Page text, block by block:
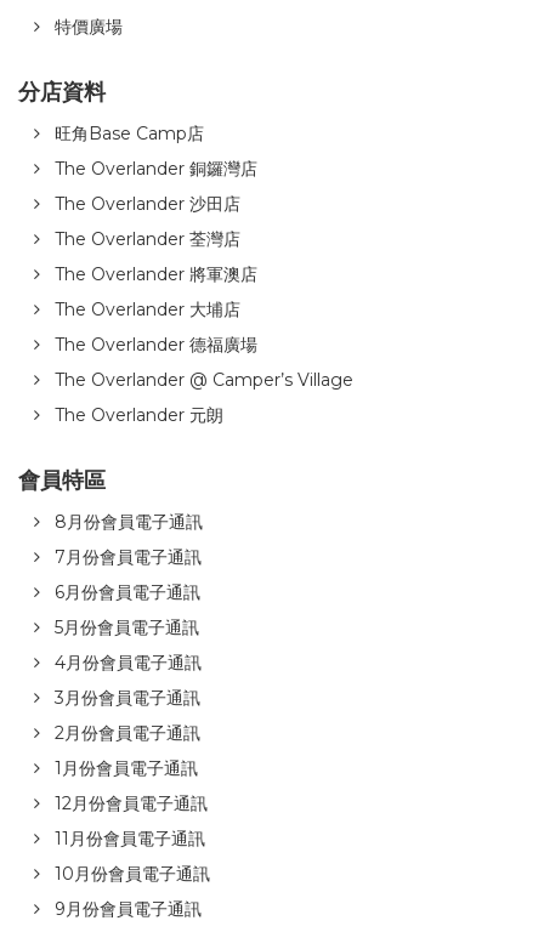
特價廣場
分店資料
旺角Base Camp店
The Overlander 銅鑼灣店
The Overlander 沙田店
The Overlander 荃灣店
The Overlander 將軍澳店
The Overlander 大埔店
The Overlander 德福廣場
The Overlander @ Camper’s Village
The Overlander 元朗
會員特區
8月份會員電子通訊
7月份會員電子通訊
6月份會員電子通訊
5月份會員電子通訊
4月份會員電子通訊
3月份會員電子通訊
2月份會員電子通訊
1月份會員電子通訊
12月份會員電子通訊
11月份會員電子通訊
10月份會員電子通訊
9月份會員電子通訊